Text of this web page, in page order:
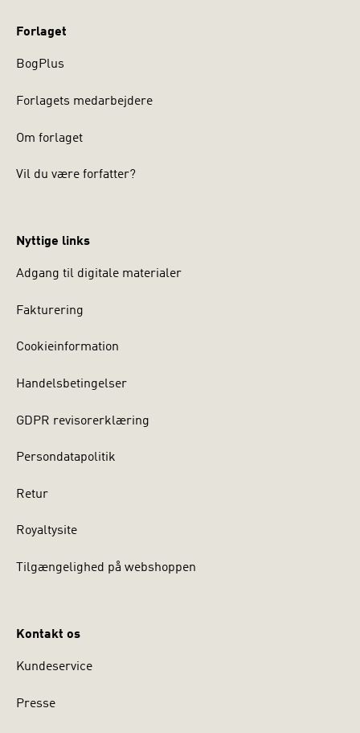
Forlaget
BogPlus
Forlagets medarbejdere
Om forlaget
Vil du være forfatter?
Nyttige links
Adgang til digitale materialer
Fakturering
Cookieinformation
Handelsbetingelser
GDPR revisorerklæring
Persondatapolitik
Retur
Royaltysite
Tilgængelighed på webshoppen
Kontakt os
Kundeservice
Presse